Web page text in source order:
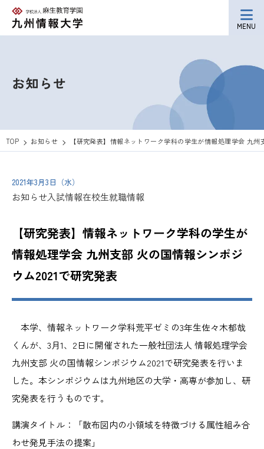
MENU
お知らせ
TOP お知らせ 【研究発表】情報ネットワーク学科の学生が情報処理学会 九
2021年3月3日（水）
お知らせ入試情報在校生就職情報
【研究発表】情報ネットワーク学科の学生が
情報処理学会 九州支部 火の国情報シンポジ
ウム2021で研究発表
本学、情報ネットワーク学科荒平ゼミの3年生佐々木郁哉
くんが、3月1、2日に開催された一般社団法人 情報処理学会
九州支部 火の国情報シンポジウム2021で研究発表を行いま
した。本シンポジウムは九州地区の大学・高専が参加し、研
究発表を行うものです。
講演タイトル：「散布図内の小領域を特徴づける属性組み合
わせ発見手法の提案」